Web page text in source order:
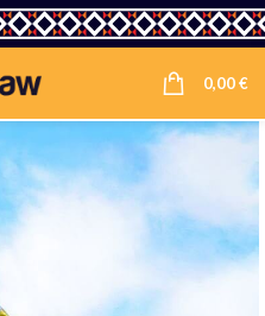
0,00€